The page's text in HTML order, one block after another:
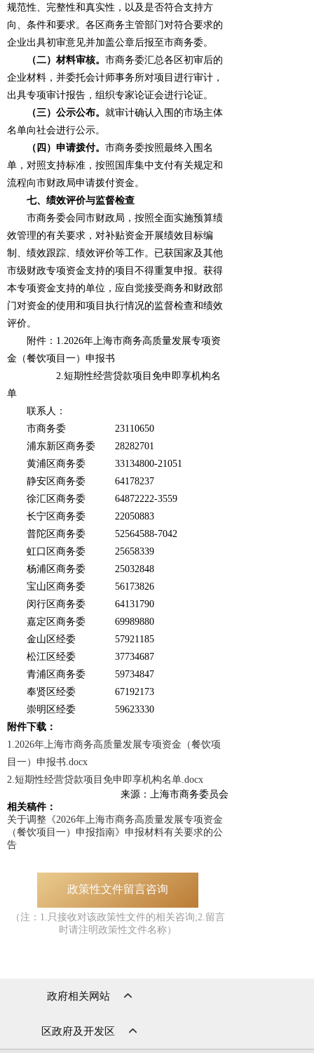
规范性、完整性和真实性，以及是否符合支持方
向、条件和要求。各区商务主管部门对符合要求的
企业出具初审意见并加盖公章后报至市商务委。
（二）材料审核。 市商务委汇总各区初审后的
企业材料，并委托会计师事务所对项目进行审计，
出具专项审计报告，组织专家论证会进行论证。
（三）公示公布。 就审计确认入围的市场主体
名单向社会进行公示。
（四）申请拨付。 市商务委按照最终入围名
单，对照支持标准，按照国库集中支付有关规定和
流程向市财政局申请拨付资金。
七、绩效评价与监督检查
市商务委会同市财政局，按照全面实施预算绩
效管理的有关要求，对补贴资金开展绩效目标编
制、绩效跟踪、绩效评价等工作。已获国家及其他
市级财政专项资金支持的项目不得重复申报。获得
本专项资金支持的单位，应自觉接受商务和财政部
门对资金的使用和项目执行情况的监督检查和绩效
评价。
附件：1.2026年上海市商务高质量发展专项资
金（餐饮项目一）申报书
2.短期性经营贷款项目免申即享机构名
单
联系人：
市商务委     23110650
浦东新区商务委  28282701
黄浦区商务委   33134800-21051
静安区商务委   64178237
徐汇区商务委   64872222-3559
长宁区商务委   22050883
普陀区商务委   52564588-7042
虹口区商务委   25658339
杨浦区商务委   25032848
宝山区商务委   56173826
闵行区商务委   64131790
嘉定区商务委   69989880
金山区经委    57921185
松江区经委    37734687
青浦区商务委   59734847
奉贤区经委    67192173
崇明区经委    59623330
附件下载：
1.2026年上海市商务高质量发展专项资金（餐饮项
目一）申报书.docx
2.短期性经营贷款项目免申即享机构名单.docx
来源：上海市商务委员会
相关稿件：
关于调整《2026年上海市商务高质量发展专项资金
（餐饮项目一）申报指南》申报材料有关要求的公
告
政策性文件留言咨询
（注：1.只接收对该政策性文件的相关咨询;2.留言
时请注明政策性文件名称）
政府相关网站
区政府及开发区